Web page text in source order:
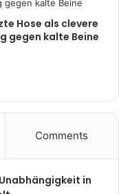
Hose als clevere
gegen kalte Beine
Comments
in